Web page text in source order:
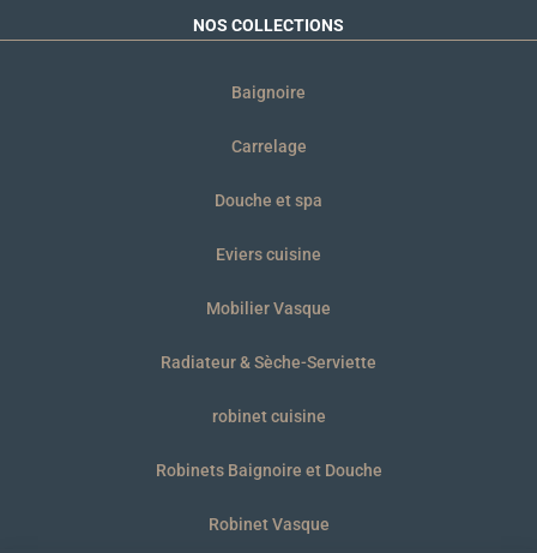
NOS COLLECTIONS
Baignoire
Carrelage
Douche et spa
Eviers cuisine
Mobilier Vasque
Radiateur & Sèche-Serviette
robinet cuisine
Robinets Baignoire et Douche
Robinet Vasque